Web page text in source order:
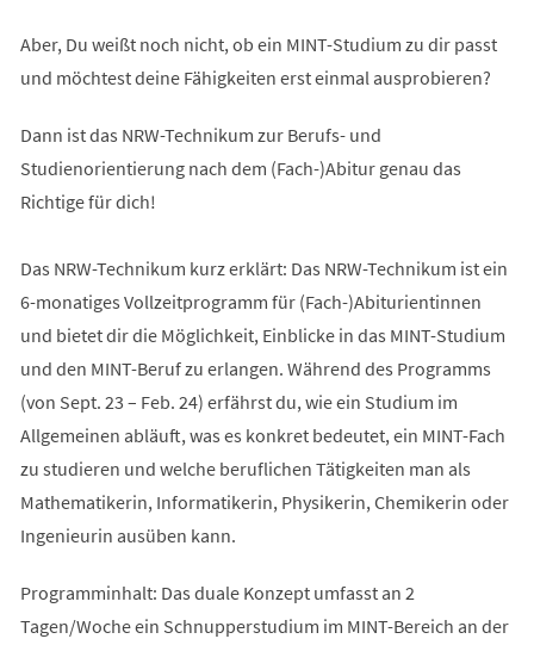
Aber, Du weißt noch nicht, ob ein MINT-Studium zu dir passt
und möchtest deine Fähigkeiten erst einmal ausprobieren?
Dann ist das NRW-Technikum zur Berufs- und
Studienorientierung nach dem (Fach-)Abitur genau das
Richtige für dich!
Das NRW-Technikum kurz erklärt: Das NRW-Technikum ist ein
6-monatiges Vollzeitprogramm für (Fach-)Abiturientinnen
und bietet dir die Möglichkeit, Einblicke in das MINT-Studium
und den MINT-Beruf zu erlangen. Während des Programms
(von Sept. 23 – Feb. 24) erfährst du, wie ein Studium im
Allgemeinen abläuft, was es konkret bedeutet, ein MINT-Fach
zu studieren und welche beruflichen Tätigkeiten man als
Mathematikerin, Informatikerin, Physikerin, Chemikerin oder
Ingenieurin ausüben kann.
Programminhalt: Das duale Konzept umfasst an 2
Tagen/Woche ein Schnupperstudium im MINT-Bereich an der